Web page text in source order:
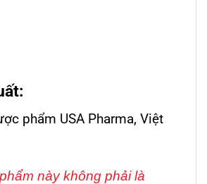
phẩm USA Pharma, Việt
này không phải là